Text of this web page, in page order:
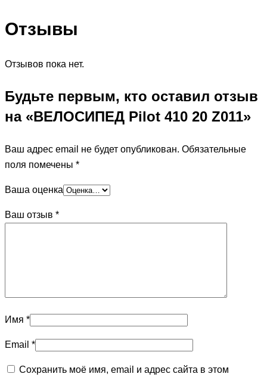
Отзывы
Отзывов пока нет.
Будьте первым, кто оставил отзыв
на «ВЕЛОСИПЕД Pilot 410 20 Z011»
Ваш адрес email не будет опубликован. Обязательные
поля помечены *
Ваша оценка
Ваш отзыв *
Имя *
Email *
Сохранить моё имя, email и адрес сайта в этом